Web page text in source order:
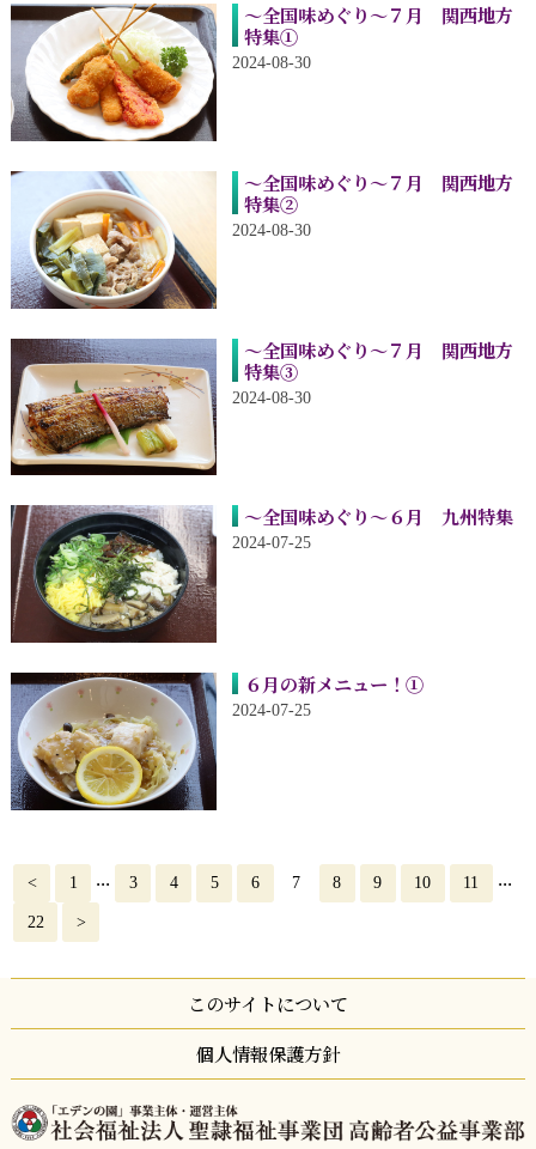
～全国味めぐり～７月 関西地方
特集①
2024-08-30
～全国味めぐり～７月 関西地方
特集②
2024-08-30
～全国味めぐり～７月 関西地方
特集③
2024-08-30
～全国味めぐり～６月 九州特集
2024-07-25
６月の新メニュー！①
2024-07-25
< 1 ... 3 4 5 6 7 8 9 10 11 ...
22 >
このサイトについて
個人情報保護方針